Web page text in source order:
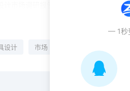
计市场调研报告word文档，文字图片
— 1秒
设计 市场